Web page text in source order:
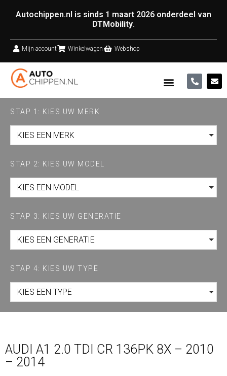
Autochippen.nl is sinds 1 maart 2026 onderdeel van
DTMobility.
Mijn account Winkelwagen Webshop
STAP 1: KIES UW MERK
KIES EEN MERK
STAP 2: KIES UW MODEL
KIES EEN MODEL
STAP 3: KIES UW GENERATIE
KIES EEN GENERATIE
STAP 4: KIES UW TYPE
KIES EEN TYPE
AUDI A1 2.0 TDI CR 136PK 8X – 2010
– 2014